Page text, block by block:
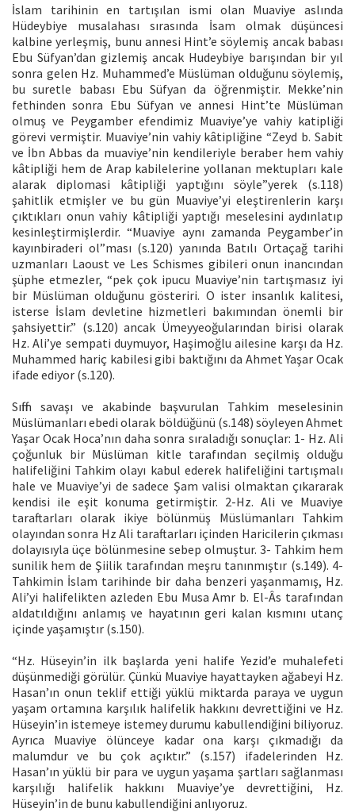
İslam tarihinin en tartışılan ismi olan Muaviye aslında
Hüdeybiye musalahası sırasında İsam olmak düşüncesi
kalbine yerleşmiş, bunu annesi Hint’e söylemiş ancak babası
Ebu Süfyan’dan gizlemiş ancak Hudeybiye barışından bir yıl
sonra gelen Hz. Muhammed’e Müslüman olduğunu söylemiş,
bu suretle babası Ebu Süfyan da öğrenmiştir. Mekke’nin
fethinden sonra Ebu Süfyan ve annesi Hint’te Müslüman
olmuş ve Peygamber efendimiz Muaviye’ye vahiy katipliği
görevi vermiştir. Muaviye’nin vahiy kâtipliğine “Zeyd b. Sabit
ve İbn Abbas da muaviye’nin kendileriyle beraber hem vahiy
kâtipliği hem de Arap kabilelerine yollanan mektupları kale
alarak diplomasi kâtipliği yaptığını söyle”yerek (s.118)
şahitlik etmişler ve bu gün Muaviye’yi eleştirenlerin karşı
çıktıkları onun vahiy kâtipliği yaptığı meselesini aydınlatıp
kesinleştirmişlerdir. “Muaviye aynı zamanda Peygamber’in
kayınbiraderi ol”ması (s.120) yanında Batılı Ortaçağ tarihi
uzmanları Laoust ve Les Schismes gibileri onun inancından
şüphe etmezler, “pek çok ipucu Muaviye’nin tartışmasız iyi
bir Müslüman olduğunu gösteriri. O ister insanlık kalitesi,
isterse İslam devletine hizmetleri bakımından önemli bir
şahsiyettir.” (s.120) ancak Ümeyyeoğularından birisi olarak
Hz. Ali’ye sempati duymuyor, Haşimoğlu ailesine karşı da Hz.
Muhammed hariç kabilesi gibi baktığını da Ahmet Yaşar Ocak
ifade ediyor (s.120).
Sıffin savaşı ve akabinde başvurulan Tahkim meselesinin
Müslümanları ebedi olarak böldüğünü (s.148) söyleyen Ahmet
Yaşar Ocak Hoca’nın daha sonra sıraladığı sonuçlar: 1- Hz. Ali
çoğunluk bir Müslüman kitle tarafından seçilmiş olduğu
halifeliğini Tahkim olayı kabul ederek halifeliğini tartışmalı
hale ve Muaviye’yi de sadece Şam valisi olmaktan çıkararak
kendisi ile eşit konuma getirmiştir. 2-Hz. Ali ve Muaviye
taraftarları olarak ikiye bölünmüş Müslümanları Tahkim
olayından sonra Hz Ali taraftarları içinden Haricilerin çıkması
dolayısıyla üçe bölünmesine sebep olmuştur. 3- Tahkim hem
sunilik hem de Şiilik tarafından meşru tanınmıştır (s.149). 4-
Tahkimin İslam tarihinde bir daha benzeri yaşanmamış, Hz.
Ali’yi halifelikten azleden Ebu Musa Amr b. El-Âs tarafından
aldatıldığını anlamış ve hayatının geri kalan kısmını utanç
içinde yaşamıştır (s.150).
“Hz. Hüseyin’in ilk başlarda yeni halife Yezid’e muhalefeti
düşünmediği görülür. Çünkü Muaviye hayattayken ağabeyi Hz.
Hasan’ın onun teklif ettiği yüklü miktarda paraya ve uygun
yaşam ortamına karşılık halifelik hakkını devrettiğini ve Hz.
Hüseyin’in istemeye istemey durumu kabullendiğini biliyoruz.
Ayrıca Muaviye ölünceye kadar ona karşı çıkmadığı da
malumdur ve bu çok açıktır.” (s.157) ifadelerinden Hz.
Hasan’ın yüklü bir para ve uygun yaşama şartları sağlanması
karşılığı halifelik hakkını Muaviye’ye devrettiğini, Hz.
Hüseyin’in de bunu kabullendiğini anlıyoruz.